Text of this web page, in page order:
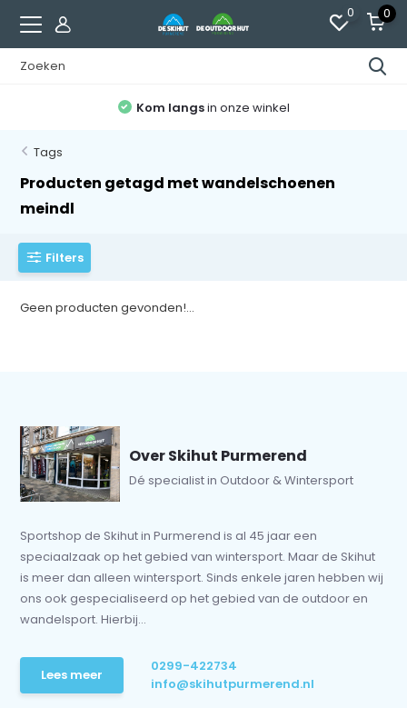
0 0
Kom langsin onze winkel
Tags
Producten getagd met wandelschoenen
meindl
Filters
Geen producten gevonden!...
Over Skihut Purmerend
Dé specialist in Outdoor & Wintersport
Sportshop de Skihut in Purmerend is al 45 jaar een
speciaalzaak op het gebied van wintersport. Maar de Skihut
is meer dan alleen wintersport. Sinds enkele jaren hebben wij
ons ook gespecialiseerd op het gebied van de outdoor en
wandelsport. Hierbij...
Lees meer
0299-422734
info@skihutpurmerend.nl